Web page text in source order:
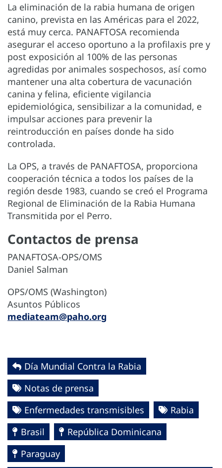
La eliminación de la rabia humana de origen
canino, prevista en las Américas para el 2022,
está muy cerca. PANAFTOSA recomienda
asegurar el acceso oportuno a la profilaxis pre y
post exposición al 100% de las personas
agredidas por animales sospechosos, así como
mantener una alta cobertura de vacunación
canina y felina, eficiente vigilancia
epidemiológica, sensibilizar a la comunidad, e
impulsar acciones para prevenir la
reintroducción en países donde ha sido
controlada.
La OPS, a través de PANAFTOSA, proporciona
cooperación técnica a todos los países de la
región desde 1983, cuando se creó el Programa
Regional de Eliminación de la Rabia Humana
Transmitida por el Perro.
Contactos de prensa
PANAFTOSA-OPS/OMS
Daniel Salman
OPS/OMS (Washington)
Asuntos Públicos
mediateam@paho.org
Día Mundial Contra la Rabia
Notas de prensa
Enfermedades transmisibles
Rabia
Brasil
República Dominicana
Paraguay